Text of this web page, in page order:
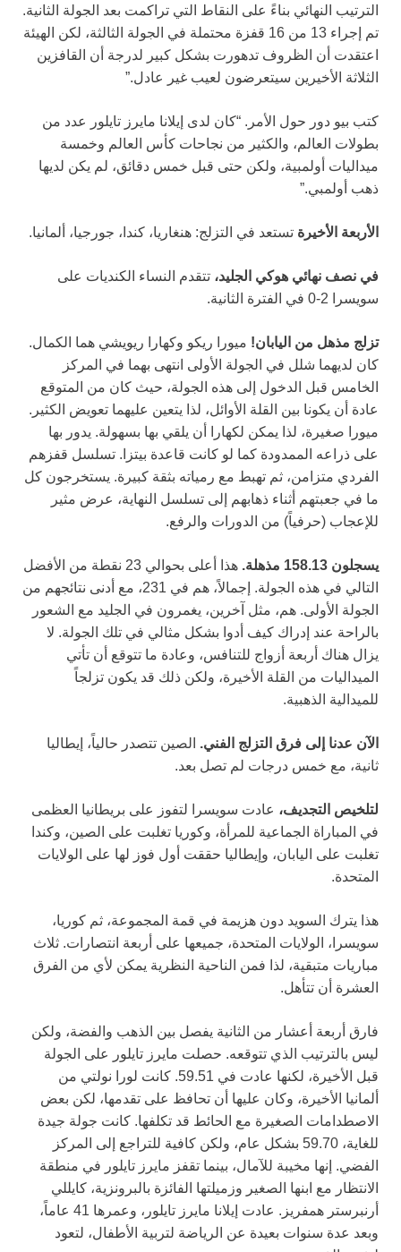
الترتيب النهائي بناءً على النقاط التي تراكمت بعد الجولة الثانية.
تم إجراء 13 من 16 قفزة محتملة في الجولة الثالثة، لكن الهيئة
اعتقدت أن الظروف تدهورت بشكل كبير لدرجة أن القافزين
الثلاثة الأخيرين سيتعرضون لعيب غير عادل.”
كتب بيو دور حول الأمر. “كان لدى إيلانا مايرز تايلور عدد من
بطولات العالم، والكثير من نجاحات كأس العالم وخمسة
ميداليات أولمبية، ولكن حتى قبل خمس دقائق، لم يكن لديها
ذهب أولمبي.”
الأربعة الأخيرة تستعد في التزلج: هنغاريا، كندا، جورجيا، ألمانيا.
في نصف نهائي هوكي الجليد، تتقدم النساء الكنديات على
سويسرا 2-0 في الفترة الثانية.
تزلج مذهل من اليابان! ميورا ريكو وكهارا ريويشي هما الكمال.
كان لديهما شلل في الجولة الأولى انتهى بهما في المركز
الخامس قبل الدخول إلى هذه الجولة، حيث كان من المتوقع
عادة أن يكونا بين القلة الأوائل، لذا يتعين عليهما تعويض الكثير.
ميورا صغيرة، لذا يمكن لكهارا أن يلقي بها بسهولة. يدور بها
على ذراعه الممدودة كما لو كانت قاعدة بيتزا. تسلسل قفزهم
الفردي متزامن، ثم تهبط مع رمياته بثقة كبيرة. يستخرجون كل
ما في جعبتهم أثناء ذهابهم إلى تسلسل النهاية، عرض مثير
للإعجاب (حرفياً) من الدورات والرفع.
يسجلون 158.13 مذهلة.
هذا أعلى بحوالي 23 نقطة من الأفضل
التالي في هذه الجولة. إجمالاً، هم في 231، مع أدنى نتائجهم من
الجولة الأولى. هم، مثل آخرين، يغمرون في الجليد مع الشعور
بالراحة عند إدراك كيف أدوا بشكل مثالي في تلك الجولة. لا
يزال هناك أربعة أزواج للتنافس، وعادة ما تتوقع أن تأتي
الميداليات من القلة الأخيرة، ولكن ذلك قد يكون تزلجاً
للميدالية الذهبية.
الآن عدنا إلى فرق التزلج الفني. الصين تتصدر حالياً، إيطاليا
ثانية، مع خمس درجات لم تصل بعد.
لتلخيص التجديف، عادت سويسرا لتفوز على بريطانيا العظمى
في المباراة الجماعية للمرأة، وكوريا تغلبت على الصين، وكندا
تغلبت على اليابان، وإيطاليا حققت أول فوز لها على الولايات
المتحدة.
هذا يترك السويد دون هزيمة في قمة المجموعة، ثم كوريا،
سويسرا، الولايات المتحدة، جميعها على أربعة انتصارات. ثلاث
مباريات متبقية، لذا فمن الناحية النظرية يمكن لأي من الفرق
العشرة أن تتأهل.
فارق أربعة أعشار من الثانية يفصل بين الذهب والفضة، ولكن
ليس بالترتيب الذي تتوقعه. حصلت مايرز تايلور على الجولة
قبل الأخيرة، لكنها عادت في 59.51. كانت لورا نولتي من
ألمانيا الأخيرة، وكان عليها أن تحافظ على تقدمها، لكن بعض
الاصطدامات الصغيرة مع الحائط قد تكلفها. كانت جولة جيدة
للغاية، 59.70 بشكل عام، ولكن كافية للتراجع إلى المركز
الفضي. إنها مخيبة للآمال، بينما تقفز مايرز تايلور في منطقة
الانتظار مع ابنها الصغير وزميلتها الفائزة بالبرونزية، كايللي
أرنبرستر همفريز. عادت إيلانا مايرز تايلور، وعمرها 41 عاماً،
وبعد عدة سنوات بعيدة عن الرياضة لتربية الأطفال، لتعود